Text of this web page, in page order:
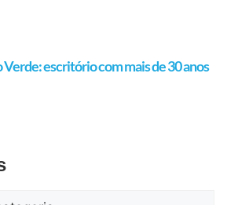
escritório com mais de 30 anos